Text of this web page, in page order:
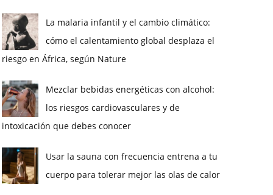
La malaria infantil y el cambio climático:
cómo el calentamiento global desplaza el
riesgo en África, según Nature
Mezclar bebidas energéticas con alcohol:
los riesgos cardiovasculares y de
intoxicación que debes conocer
Usar la sauna con frecuencia entrena a tu
cuerpo para tolerar mejor las olas de calor